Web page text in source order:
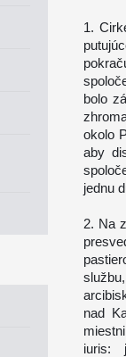
1.
bolo
okolo
aby
jednu
2. Na
nad
iuris: